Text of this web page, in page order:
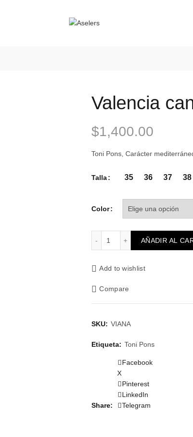
Valencia
$1,400.00
Toni Pons, Carácter
Talla 35 36 37 38
Color
Valencia canvas viana
AÑADIR AL
Add to wishlist
Compare
SKU: VIANA
Etiqueta: Toni Pons
Share
Facebook
X
Pinterest
LinkedIn
Telegram